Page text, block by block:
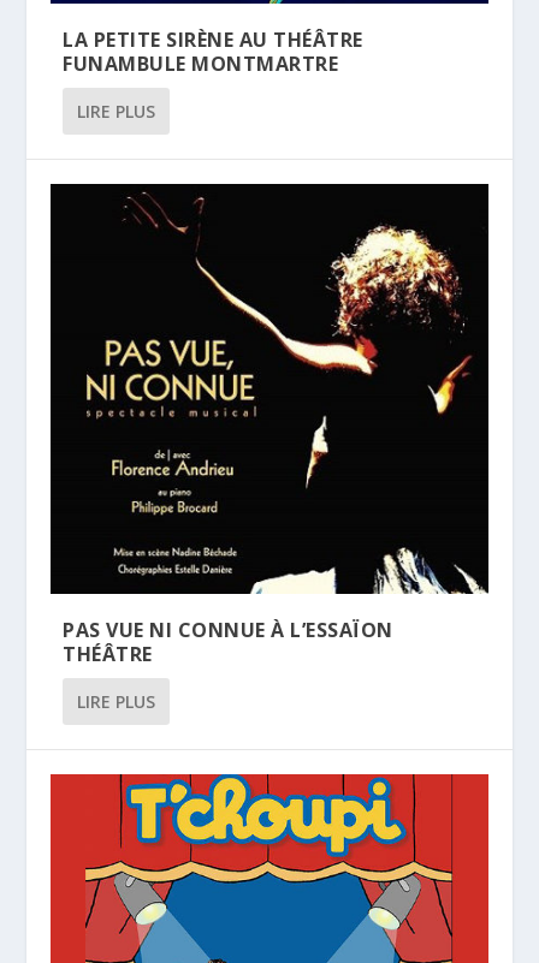
LA PETITE SIRÈNE AU THÉÂTRE
FUNAMBULE MONTMARTRE
LIRE PLUS
PAS VUE NI CONNUE À L’ESSAÏON
THÉÂTRE
LIRE PLUS